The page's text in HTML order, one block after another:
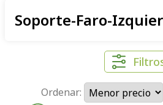
Soporte-Faro-
Ordenar: